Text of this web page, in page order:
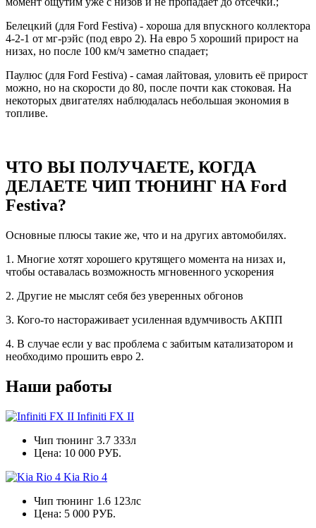
Белецкий (для Ford Festiva) - хороша для впускного коллектора
4-2-1 от мг-рэйс (под евро 2). На евро 5 хороший прирост на
низах, но после 100 км/ч заметно спадает;
Паулюс (для Ford Festiva) - самая лайтовая, уловить её прирост
можно, но на скорости до 80, после почти как стоковая. На
некоторых двигателях наблюдалась небольшая экономия в
топливе.
ЧТО ВЫ ПОЛУЧАЕТЕ, КОГДА
ДЕЛАЕТЕ ЧИП ТЮНИНГ НА Ford
Festiva?
Основные плюсы такие же, что и на других автомобилях.
1. Многие хотят хорошего крутящего момента на низах и,
чтобы оставалась возможность мгновенного ускорения
2. Другие не мыслят себя без уверенных обгонов
3. Кого-то настораживает усиленная вдумчивость АКПП
4. В случае если у вас проблема с забитым катализатором и
необходимо прошить евро 2.
Наши работы
Infiniti FX II
Чип тюнинг 3.7 333л
Цена: 10 000 РУБ.
Kia Rio 4
Чип тюнинг 1.6 123лс
Цена: 5 000 РУБ.